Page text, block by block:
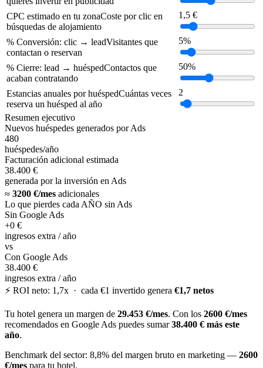
CPC estimado en tu zonaCoste por clic en
búsquedas de alojamiento
1,5 €
% Conversión: clic → leadVisitantes que
contactan o reservan
5%
% Cierre: lead → huéspedContactos que
acaban contratando
50%
Estancias anuales por huéspedCuántas veces
reserva un huésped al año
2
Resumen ejecutivo
Nuevos huéspedes generados por Ads
480
huéspedes/año
Facturación adicional estimada
38.400 €
generada por la inversión en Ads
≈ 3200 €/mes adicionales
Lo que pierdes cada AÑO sin Ads
Sin Google Ads
+0 €
ingresos extra / año
vs
Con Google Ads
38.400 €
ingresos extra / año
⚡ ROI neto: 1,7x · cada €1 invertido genera €1,7 netos
Tu hotel genera un margen de 29.453 €/mes. Con los 2600 €/mes
recomendados en Google Ads puedes sumar38.400 € más este
año.
Benchmark del sector: 8,8% del margen bruto en marketing — 2600
€/mes para tu hotel.